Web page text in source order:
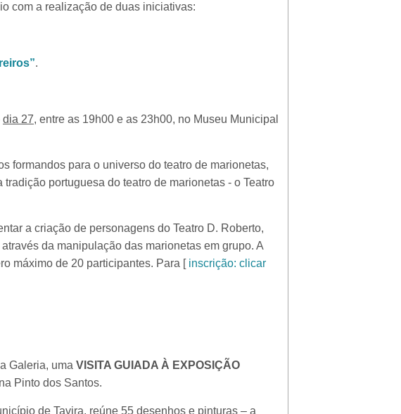
com a realização de duas iniciativas:
.
dia 27, entre as 19h00 e as 23h00, no Museu Municipal
formandos para o universo do teatro de marionetas,
portuguesa do teatro de marionetas - o Teatro
a criação de personagens do Teatro D. Roberto,
da manipulação das marionetas em grupo. A
máximo de 20 participantes. Para [ inscrição: clicar
Galeria, uma VISITA GUIADA À EXPOSIÇÃO
Pinto dos Santos.
de Tavira, reúne 55 desenhos e pinturas – a